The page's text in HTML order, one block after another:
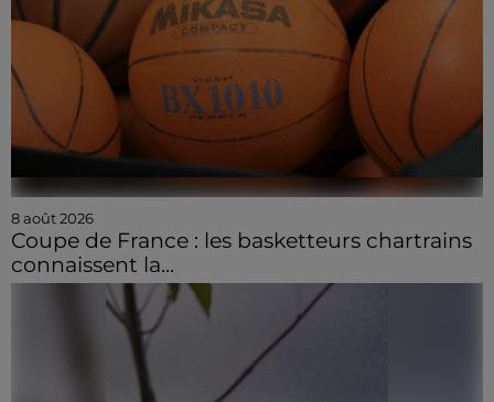
8 août 2026
Coupe de France : les basketteurs chartrains
connaissent la...